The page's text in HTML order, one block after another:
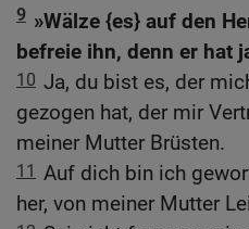
9 »Wälze {es} auf den
befreie ihn, denn er hat
10 Ja, du bist es, der
gezogen hat, der mir
meiner Mutter Brüsten.
11 Auf dich bin ich
her, von meiner Mutter